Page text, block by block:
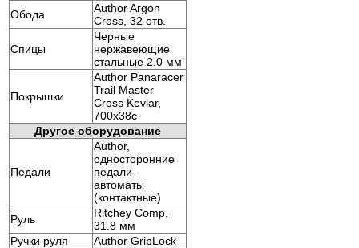
Обода
Author Argon
Cross, 32 отв.
Спицы
Черные
нержавеющие
стальные 2.0 мм
Покрышки
Author Panaracer
Trail Master
Cross Kevlar,
700x38c
Другое оборудование
Педали
Author,
односторонние
педали-
автоматы
(контактные)
Руль
Ritchey Comp,
31.8 мм
Ручки руля
Author GripLock